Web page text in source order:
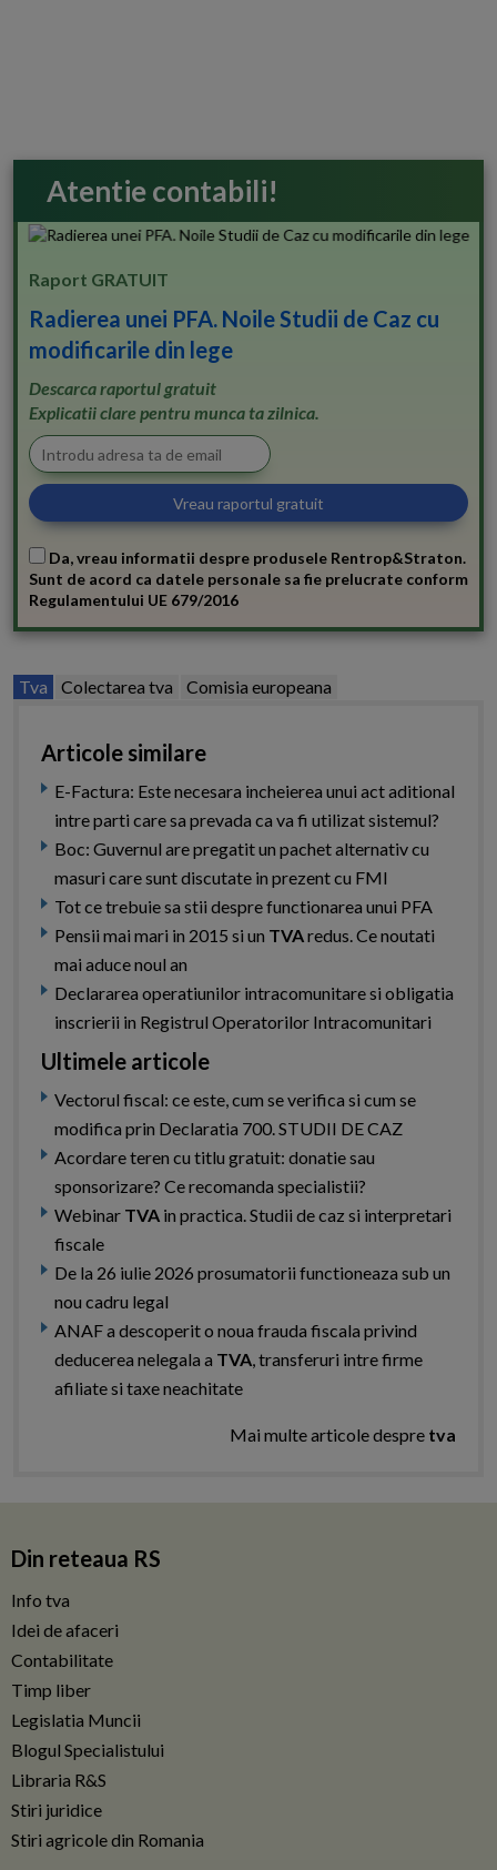
Atentie contabili!
Raport GRATUIT
Radierea unei PFA. Noile Studii de Caz cu
modificarile din lege
Descarca raportul gratuit
Explicatii clare pentru munca ta zilnica.
Da, vreau informatii despre produsele Rentrop&Straton.
Sunt de acord ca datele personale sa fie prelucrate conform
Regulamentului UE 679/2016
Tva Colectarea tva Comisia europeana
Articole similare
E-Factura: Este necesara incheierea unui act aditional
intre parti care sa prevada ca va fi utilizat sistemul?
Boc: Guvernul are pregatit un pachet alternativ cu
masuri care sunt discutate in prezent cu FMI
Tot ce trebuie sa stii despre functionarea unui PFA
Pensii mai mari in 2015 si un TVAredus. Ce noutati
mai aduce noul an
Declararea operatiunilor intracomunitare si obligatia
inscrierii in Registrul Operatorilor Intracomunitari
Ultimele articole
Vectorul fiscal: ce este, cum se verifica si cum se
modifica prin Declaratia 700. STUDII DE CAZ
Acordare teren cu titlu gratuit: donatie sau
sponsorizare? Ce recomanda specialistii?
Webinar TVA in practica. Studii de caz si interpretari
fiscale
De la 26 iulie 2026 prosumatorii functioneaza sub un
nou cadru legal
ANAF a descoperit o noua frauda fiscala privind
deducerea nelegala a TVA, transferuri intre firme
afiliate si taxe neachitate
Mai multe articole despre tva
Din reteaua RS
Info tva
Idei de afaceri
Contabilitate
Timp liber
Legislatia Muncii
Blogul Specialistului
Libraria R&S
Stiri juridice
Stiri agricole din Romania